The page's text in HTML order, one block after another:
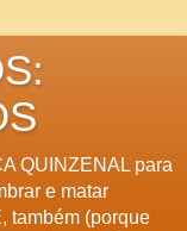
QUINZENAL para
e matar
também (porque